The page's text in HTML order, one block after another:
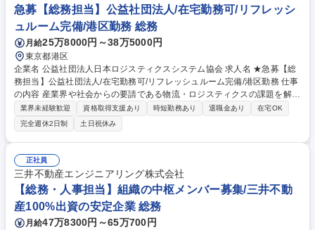
急募【総務担当】公益社団法人/在宅勤務可/リフレッシ
ュルーム完備/港区勤務 総務
月給25万8000円～38万5000円
東京都港区
企業名 公益社団法人日本ロジスティクスシステム協会 求人名 ★急募【総
務担当】公益社団法人/在宅勤務可/リフレッシュルーム完備/港区勤務 仕事
の内容 産業界や社会からの要請である物流・ロジスティクスの課題を解決
する為の事業活動の企画・運営を行っている公益法人です。この組織を支
える総務部の業務をお任せします。 【具体的には】■総会・理事会・委員
会の運営支援 ■庶務 ■人事労務（採用支援、研修企画、労務業務等） ■経
理業務(預金管理、経費精算、帳簿や伝票起票、決算等）等 【働く魅力】
総務業務の経験を活かすことができます。また、産官学の様々な階層の物
流関係者との交流機会が多く、知識の向上や人的ネットワーク形成ができ
ます。（変更の範囲:当社業務全般） 募集職種 ★急募【総務担当】公益社
団法人/在宅勤務可/リフレッシュルーム完備/港区勤務
業界未経験歓迎 資格取得支援あり 時短勤務あり 退職金あり
在宅OK
完全週休2日制
土日祝休み
正社員
三井不動産エンジニアリング株式会社
【総務・人事担当】組織の中枢メンバー募集/三井不動
産100%出資の安定企業 総務
月給47万8300円～65万700円